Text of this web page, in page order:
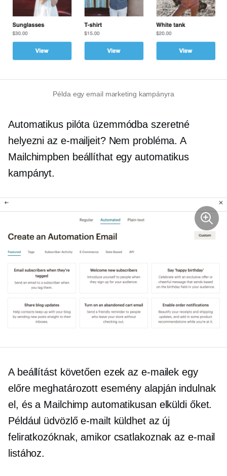
Példa egy email marketing kampányra
Automatikus pilóta üzemmódba szeretné
helyezni az e-mailjeit? Nem probléma. A
Mailchimpben beállíthat egy automatikus
kampányt.
A beállítást követően ezek az e-mailek egy
előre meghatározott esemény alapján indulnak
el, és a Mailchimp automatikusan elküldi őket.
Például üdvözlő e-mailt küldhet az új
feliratkozóknak, amikor csatlakoznak az e-mail
listához.